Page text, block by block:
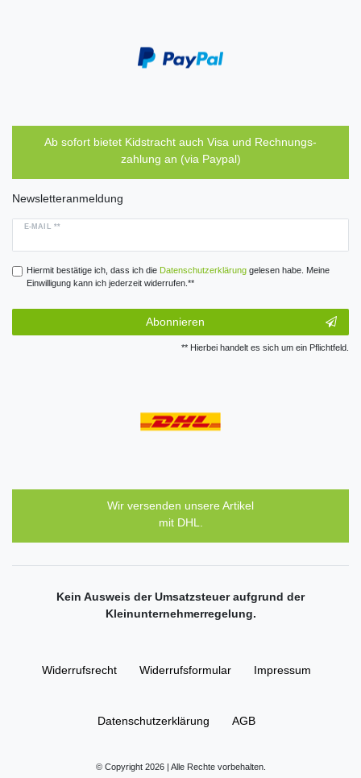
Ab sofort bietet Kidstracht auch Visa und Rechnungs-
zahlung an (via Paypal)
Newsletteranmeldung
E-MAIL **
Hiermit bestätige ich, dass ich die Daten­schutz­erklärunggelesen habe. Meine
Einwilligung kann ich jederzeit widerrufen.**
Abonnieren
** Hierbei handelt es sich um ein Pflichtfeld.
Wir versenden unsere Artikel
mit DHL.
Kein Ausweis der Umsatzsteuer aufgrund der
Kleinunternehmerregelung.
Widerrufs­recht Widerrufs­formular Impressum
Daten­schutz­erklärung AGB
© Copyright 2026 | Alle Rechte vorbehalten.